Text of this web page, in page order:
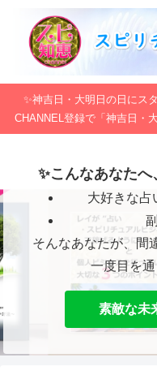
✨神吉日・大明日の日にス
CHANNEL登録で「神吉日・
✨こんなあなた
大好きな占
そんなあなたが、間
一度目を通
素敵な未